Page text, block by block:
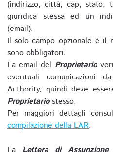
(indirizzo, città, cap, stato,
giuridica stessa ed un
(email).
Il solo campo opzionale è
sono obbligatori.
La email del Proprietario
eventuali comunicazioni
Authority, quindi deve
Proprietariostesso.
Per maggiori dettagli
compilazione della LAR.